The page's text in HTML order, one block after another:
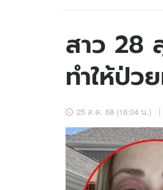
ข่าวบันเทิง
ข่าวกีฬา
ข่าวเศรษฐกิจ
อัปเดตจีน
เช็กข่าวชัวร์
สาว 28
ทำให้ป่ว
25 ส.ค. 68 (16:04 น.)